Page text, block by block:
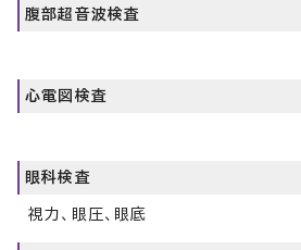
腹部超音波検査
心電図検査
眼科検査
視力、眼圧、眼底